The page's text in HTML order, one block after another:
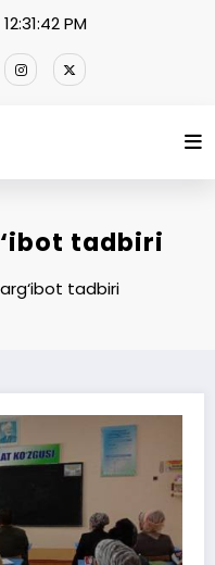
12:31:43 PM
tadbiri
tadbiri